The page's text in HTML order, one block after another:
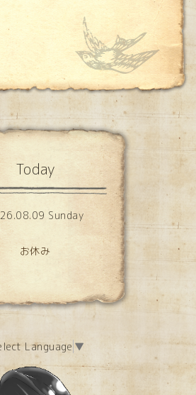
Today
Sunday
お休み
Language ▼